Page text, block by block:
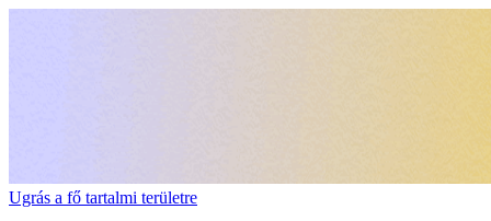
Ugrás a fő tartalmi területre